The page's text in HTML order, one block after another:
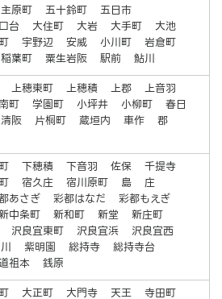
主原町 五十鈴町
五日市
台 大住町 大岩 大手町
大池
宇野辺 安威 小川町
岩倉町
稲葉町 粟生岩阪 駅前 鮎川
上穂東町 上穂積 上郡
上音羽
町 学園町 小坪井 小柳町
春日
清阪 片桐町 蔵垣内 車作
郡
下穂積 下音羽 佐保
千提寺
宿久庄 宿川原町 島
庄
あさぎ 彩都はなだ
彩都もえぎ
中条町 新和町 新堂
新庄町
沢良宜東町 沢良宜浜
沢良宜西
紫明園 総持寺
総持寺台
祖本 銭原
大正町 大門寺 天王
寺田町